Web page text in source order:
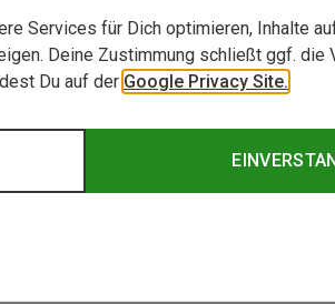
Services für Dich optimieren, Inhalte
Deine Zustimmung schließt ggf. die
Du auf der Google Privacy Site.